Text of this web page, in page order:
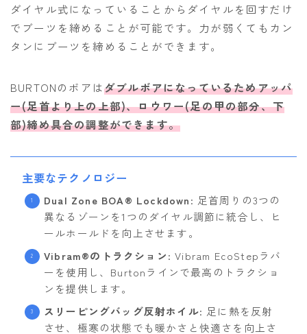
ダイヤル式になっていることからダイヤルを回すだけ
でブーツを締めることが可能です。力が弱くてもカン
タンにブーツを締めることができます。
BURTONのボアはダブルボアになっているためアッパ
ー(足首より上の上部)、ロウワー(足の甲の部分、下
部)締め具合の調整ができます。
主要なテクノロジー
Dual Zone BOA® Lockdown: 足首周りの3つの
異なるゾーンを1つのダイヤル調節に統合し、ヒ
ールホールドを向上させます。
Vibram®のトラクション: Vibram EcoStepラバ
ーを使用し、Burtonラインで最高のトラクショ
ンを提供します。
スリーピングバッグ反射ホイル: 足に熱を反射
させ、極寒の状態でも暖かさと快適さを向上さ